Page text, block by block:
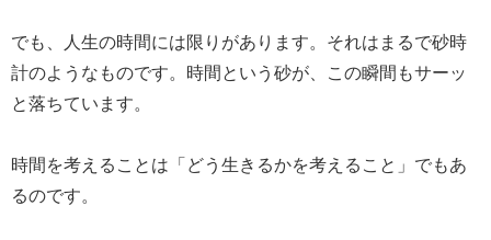
でも、人生の時間には限りがあります。それはまるで砂時
計のようなものです。時間という砂が、この瞬間もサーッ
と落ちています。
時間を考えることは「どう生きるかを考えること」でもあ
るのです。